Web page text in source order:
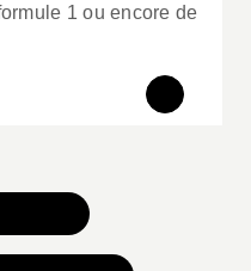
1 ou encore de